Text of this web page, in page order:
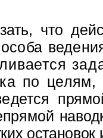
что
по
дется
остановок